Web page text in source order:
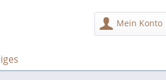
Mein Konto